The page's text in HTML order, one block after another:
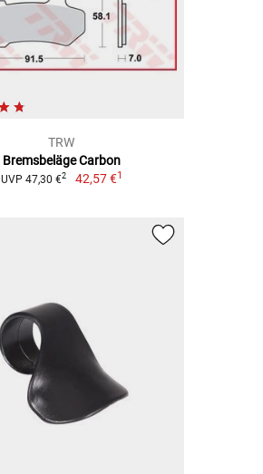
TRW
Bremsbeläge Carbon
UVP 47,30 €2 42,57 €1